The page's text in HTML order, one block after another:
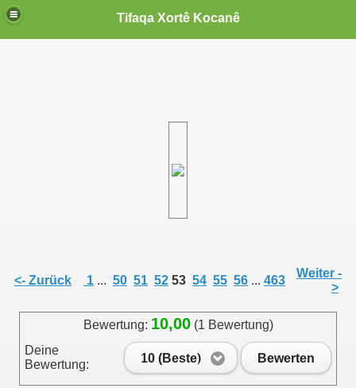
Tifaqa Xortê Kocanê
<- Zurück 1 ... 50 51 52 53 54 55 56 ... 463
Weiter -
>
Bewertung: 10,00(1 Bewertung)
Deine
Bewertung:
10 (Beste) Bewerten